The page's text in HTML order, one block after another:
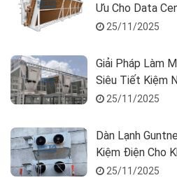
Ưu Cho Data
25/11/2025
Giải Pháp Làm
Siêu Tiết Kiệm
Solution
25/11/2025
Dàn Lạnh
Kiệm Điện Cho
25/11/2025